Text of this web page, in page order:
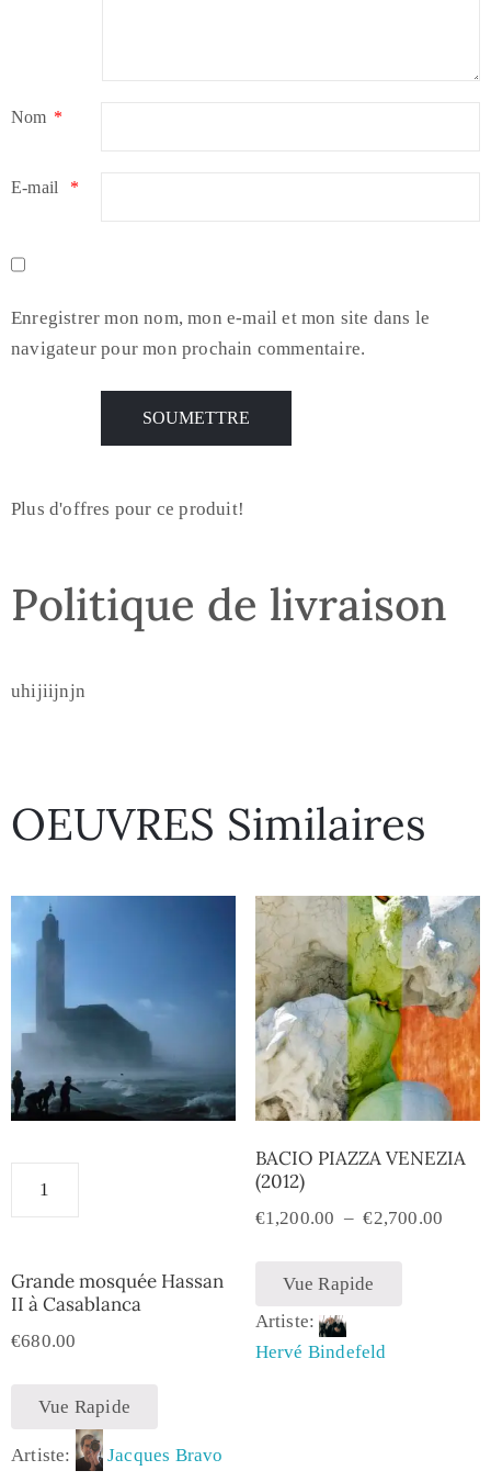
Nom *
E-mail *
Enregistrer mon nom, mon e-mail et mon site dans le
navigateur pour mon prochain commentaire.
Plus d'offres pour ce produit!
Politique de livraison
uhijiijnjn
OEUVRES Similaires
Grande mosquée Hassan
II à Casablanca
€680.00
Vue Rapide
Artiste: Jacques Bravo
BACIO PIAZZA VENEZIA
(2012)
€1,200.00 – €2,700.00
Vue Rapide
Artiste:
Hervé Bindefeld